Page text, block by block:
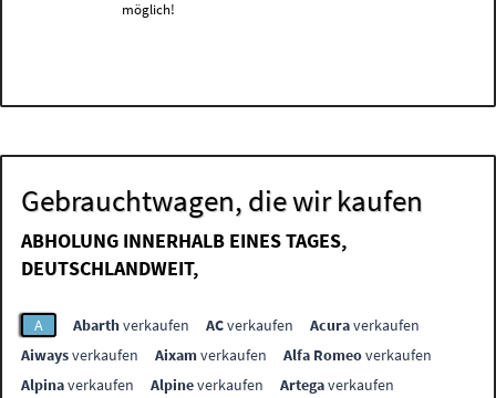
möglich!
Gebrauchtwagen, die wir kaufen
ABHOLUNG INNERHALB EINES TAGES,
DEUTSCHLANDWEIT,
A Abarthverkaufen ACverkaufen Acuraverkaufen
Aiwaysverkaufen Aixamverkaufen Alfa Romeoverkaufen
Alpinaverkaufen Alpineverkaufen Artegaverkaufen